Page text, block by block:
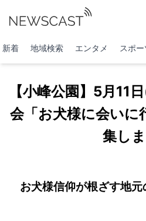
新着 地域検索 エンタメ スポー
【小峰公園】5月11
会「お犬様に会いに
集し
お犬様信仰が根ざす地